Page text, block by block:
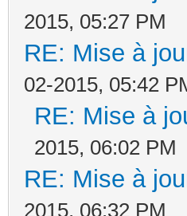
2015, 05:27 PM
RE: Mise à
02-2015, 05:42
RE: Mise à
2015, 06:02 PM
RE: Mise à
2015, 06:32 PM